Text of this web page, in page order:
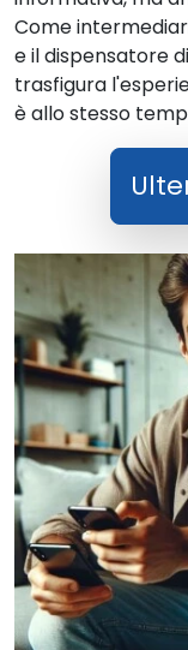
Come
e il dispensatore
trasfigura
è allo stesso